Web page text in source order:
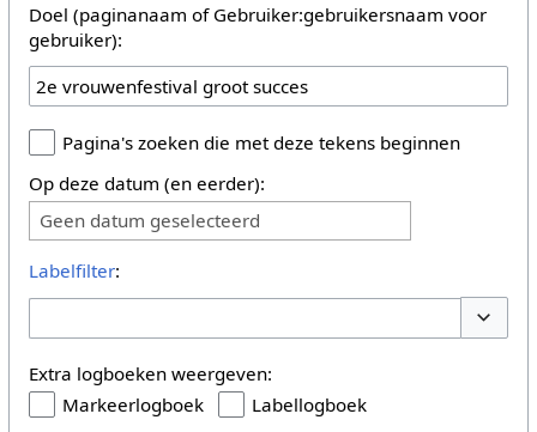
Doel (paginanaam of Gebruiker:gebruikersnaam voor
gebruiker):
Pagina's zoeken die met deze tekens beginnen
Op deze datum (en eerder):
Geen datum geselecteerd
Labelfilter:
Extra logboeken weergeven:
Markeerlogboek
Labellogboek